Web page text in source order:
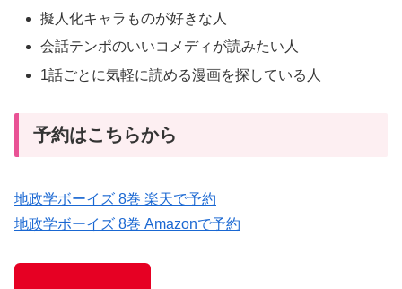
擬人化キャラものが好きな人
会話テンポのいいコメディが読みたい人
1話ごとに気軽に読める漫画を探している人
予約はこちらから
地政学ボーイズ 8巻 楽天で予約
地政学ボーイズ 8巻 Amazonで予約